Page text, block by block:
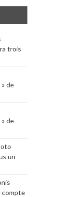
trois
de
de
un
compte